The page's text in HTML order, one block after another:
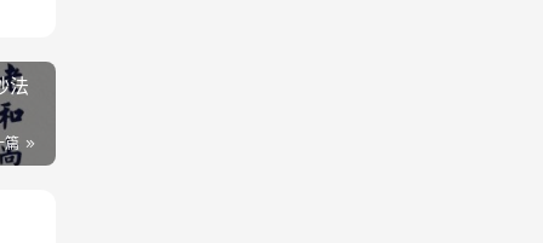
法
篇